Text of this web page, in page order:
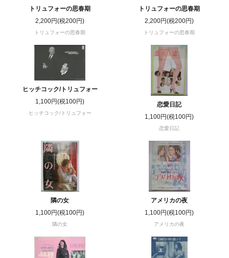
トリュフォーの思春期
2,200円(税200円)
トリュフォーの思春期
トリュフォーの思春期
2,200円(税200円)
トリュフォーの思春期
ヒッチコック/トリュフォー
1,100円(税100円)
ヒッチコック/トリュフォー
恋愛日記
1,100円(税100円)
恋愛日記
隣の女
1,100円(税100円)
隣の女
アメリカの夜
1,100円(税100円)
アメリカの夜